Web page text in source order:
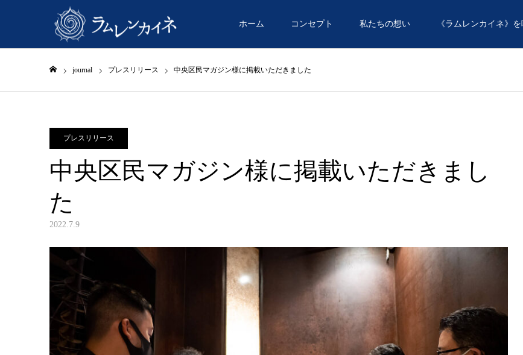
ホーム コンセプト 私たちの想い 《ラムレンカイネ》
journal プレスリリース 中央区民マガジン様に掲載いただきました
プレスリリース
中央区民マガジン様に掲載いただきまし
た
2022.7.9